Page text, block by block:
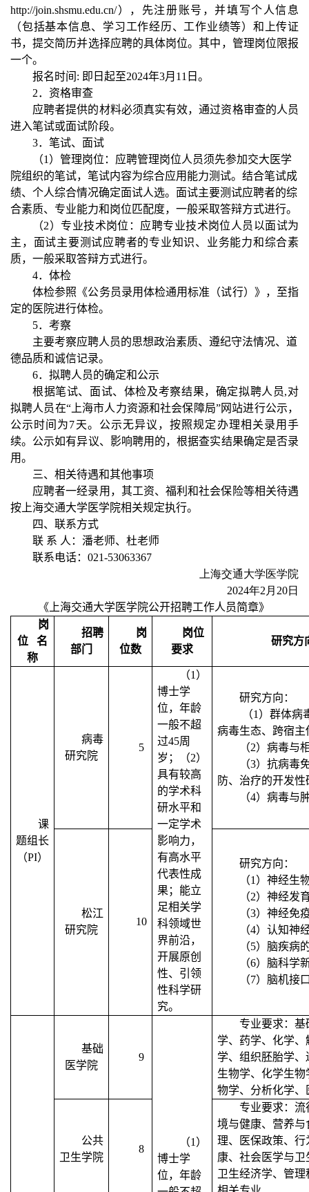
http://join.shsmu.edu.cn/），先注册账号，并填写个人信息
（包括基本信息、学习工作经历、工作业绩等）和上传证
书，提交简历并选择应聘的具体岗位。其中，管理岗位限报
一个。
报名时间 : 即日起至2024年3月 11 日。
2．资格审查
应聘者提供的材料必须真实有效，通过资格审查的人员
进入笔试或面试阶段。
3．笔试、面试
（1 ）管理岗位：应聘管理岗位人员须先参加交大医学
院组织的笔试，笔试内容为综合应用能力测试。结合笔试成
绩、个人综合情况确定面试人选。面试主要测试应聘者的综
合素质、专业能力和岗位匹配度，一般采取答辩方式进行。
（2）专业技术岗位：应聘专业技术岗位人员以面试为
主，面试主要测试应聘者的专业知识、业务能力和综合素
质，一般采取答辩方式进行。
4．体检
体检参照《公务员录用体检通用标准（试行）》，至指
定的医院进行体检。
5．考察
主要考察应聘人员的思想政治素质、遵纪守法情况、道
德品质和诚信记录。
6．拟聘人员的确定和公示
根据笔试、面试、体检及考察结果，确定拟聘人员,对
拟聘人员在“上海市人力资源和社会保障局”网站进行公示，
公示时间为7天。公示无异议，按照规定办理相关录用手
续。公示如有异议、影响聘用的，根据查实结果确定是否录
用。
三、相关待遇和其他事项
应聘者一经录用，其工资、福利和社会保险等相关待遇
按上海交通大学医学院相关规定执行。
四、联系方式
联 系 人：潘老师、杜老师
联系电话： 021-53063367
上海交通大学医学院
2024年2 月 20日
《上海交通大学医学院公开招聘工作人员简章》
岗
位
名
称
招聘
部门
岗
位数
岗位
要求
研究方
课
题组长
（PI）
病毒
研究院
5
（1 ）
博士学
位，年龄
一般不超
过45周
岁；（2）
具有较高
的学术科
研水平和
一定学术
影响力，
有高水平
代表性成
果；能立
足相关学
科领域世
界前沿，
开展原创
性、引领
性科学研
究。
研究方向：
（1 ）群体病
病毒生态、跨宿主
（2）病毒与
（3）抗病毒
防、治疗的开发性
（4）病毒与
松江
研究院
10
研究方向：
（1 ）神经生
（2）神经发
（3）神经免
（4）认知神
（5）脑疾病
（6）脑科学
（7）脑机接
基础
医学院
9
（1 ）
博士学
位，年龄
专业要求：基
学、药学、化学
学、组织胚胎学
生物学、化学生
物学、分析化学、
公共
卫生学院
8
专业要求：流
境与健康、营养
理、医保政策、
康、社会医学与
卫生经济学、管